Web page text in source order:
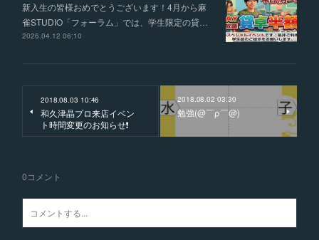
新入生の皆様おめでとうございます！4月から麻
雀STUDIO「フォーラム」では、学生限定の貸…
2026.04.12 06:10
2018.08.03 10:46
和久津晶プロ来店イベン
ト時間変更のお知らせ❗️
2018.08.02 03:30
勉強(@￣ρ￣@)
0コメント